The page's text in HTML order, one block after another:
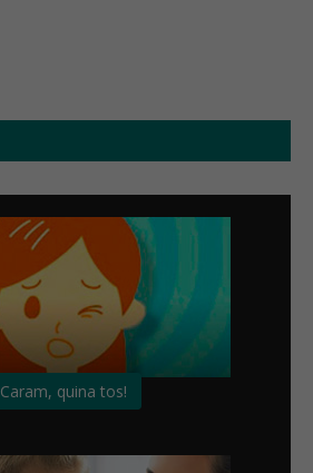
Caram, quina tos!